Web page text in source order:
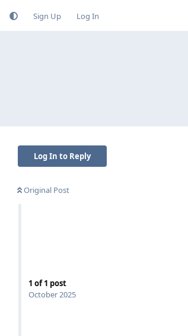
Sign Up Log In
Log In to Reply
Original Post
1 of1 post
October 2025